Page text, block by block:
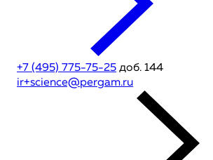
+7 (495) 775-75-25 доб. 144
ir+science@pergam.ru